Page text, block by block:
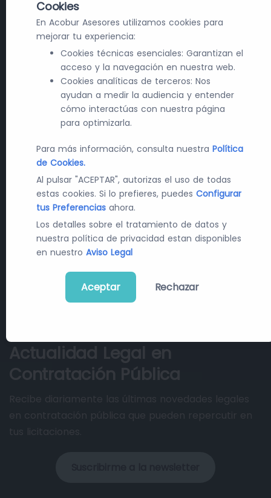
Actualidad Legal en
Cookies
En Acobur Asesores utilizamos cookies para
mejorar tu experiencia:
Cookies técnicas esenciales: Garantizan el
acceso y la navegación en nuestra web.
Cookies analíticas de terceros: Nos
ayudan a medir la audiencia y entender
cómo interactúas con nuestra página
para optimizarla.
Para más información, consulta nuestra Política
de Cookies.
Al pulsar "ACEPTAR", autorizas el uso de todas
estas cookies. Si lo prefieres, puedes Configurar
tus Preferencias ahora.
Los detalles sobre el tratamiento de datos y
nuestra política de privacidad estan disponibles
en nuestro Aviso Legal
Aceptar Rechazar